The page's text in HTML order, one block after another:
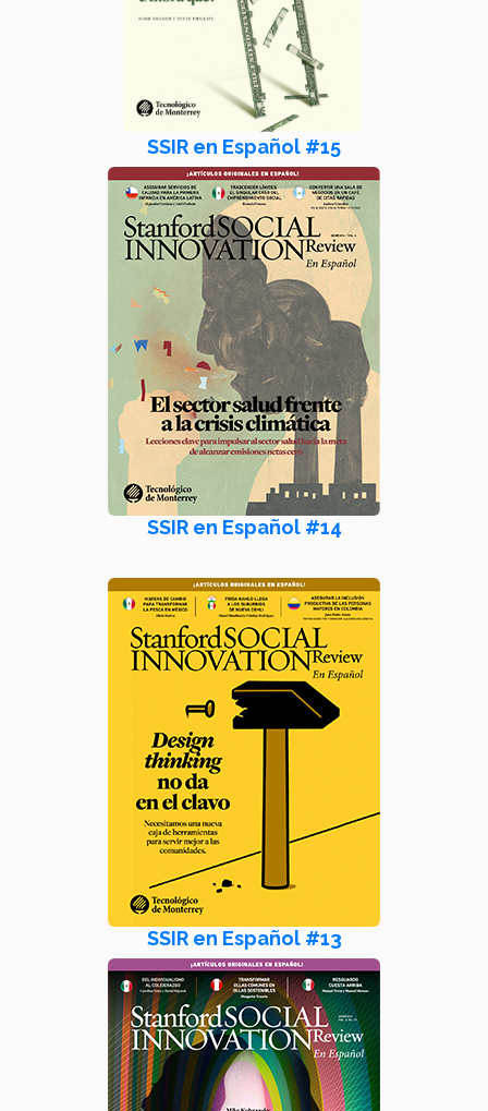
SSIR en Español #15
SSIR en Español #14
SSIR en Español #13